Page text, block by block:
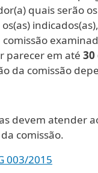
quais serão
os(as)
parecer em até 30
da comissão
devem atender
comissão.
003/2015